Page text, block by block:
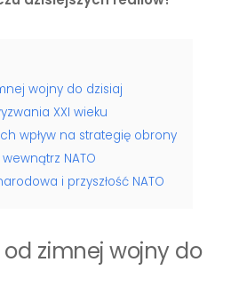
wojny do dzisiaj
XXI wieku
wpływ na strategię obrony
NATO
i przyszłość NATO
od zimnej wojny do